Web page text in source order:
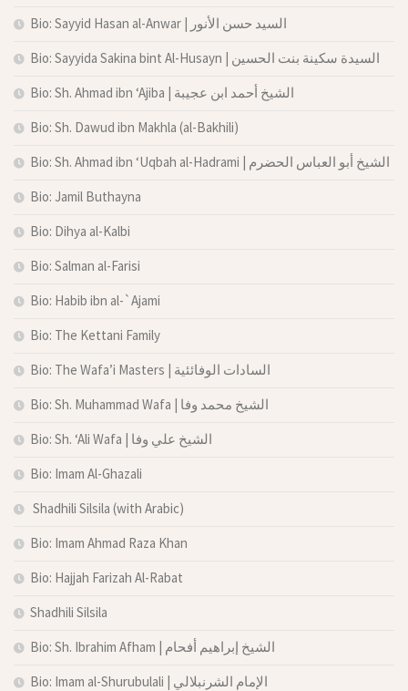
Bio: Sayyid Hasan al-Anwar | السيد حسن الأنور
Bio: Sayyida Sakina bint Al-Husayn | السيدة سكينة بنت الحسين
Bio: Sh. Ahmad ibn ‘Ajiba | الشيخ أحمد ابن عجيبة
Bio: Sh. Dawud ibn Makhla (al-Bakhili)
Bio: Sh. Ahmad ibn ‘Uqbah al-Hadrami | الشيخ أبو العباس الحضرم
Bio: Jamil Buthayna
Bio: Dihya al-Kalbi
Bio: Salman al-Farisi
Bio: Habib ibn al-`Ajami
Bio: The Kettani Family
Bio: The Wafa’i Masters | السادات الوفائئية
Bio: Sh. Muhammad Wafa | الشيخ محمد وفا
Bio: Sh. ‘Ali Wafa | الشيخ علي وفا
Bio: Imam Al-Ghazali
Shadhili Silsila (with Arabic)
Bio: Imam Ahmad Raza Khan
Bio: Hajjah Farizah Al-Rabat
Shadhili Silsila
Bio: Sh. Ibrahim Afham | الشيخ إبراهيم أفحام
Bio: Imam al-Shurubulali | الإمام الشرنبلالي